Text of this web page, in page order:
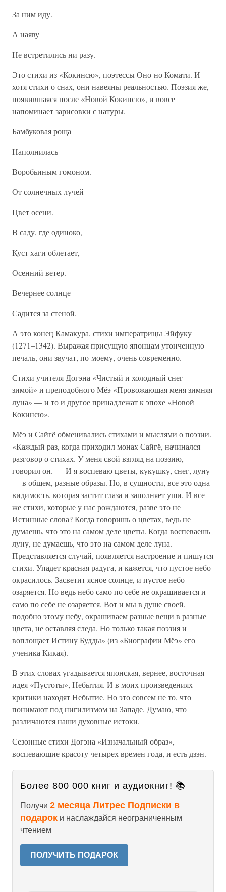
За ним иду.
А наяву
Не встретились ни разу.
Это стихи из «Кокинсю», поэтессы Оно-но Комати. И
хотя стихи о снах, они навеяны реальностью. Поэзия же,
появившаяся после «Новой Кокинсю», и вовсе
напоминает зарисовки с натуры.
Бамбуковая роща
Наполнилась
Воробьиным гомоном.
От солнечных лучей
Цвет осени.
В саду, где одиноко,
Куст хаги облетает,
Осенний ветер.
Вечернее солнце
Садится за стеной.
А это конец Камакура, стихи императрицы Эйфуку
(1271–1342). Выражая присущую японцам утонченную
печаль, они звучат, по-моему, очень современно.
Стихи учителя Догэна «Чистый и холодный снег —
зимой» и преподобного Мёэ «Провожающая меня зимняя
луна» — и то и другое принадлежат к эпохе «Новой
Кокинсю».
Мёэ и Сайгё обменивались стихами и мыслями о поэзии.
«Каждый раз, когда приходил монах Сайгё, начинался
разговор о стихах. У меня свой взгляд на поэзию, —
говорил он. — И я воспеваю цветы, кукушку, снег, луну
— в общем, разные образы. Но, в сущности, все это одна
видимость, которая застит глаза и заполняет уши. И все
же стихи, которые у нас рождаются, разве это не
Истинные слова? Когда говоришь о цветах, ведь не
думаешь, что это на самом деле цветы. Когда воспеваешь
луну, не думаешь, что это на самом деле луна.
Представляется случай, появляется настроение и пишутся
стихи. Упадет красная радуга, и кажется, что пустое небо
окрасилось. Засветит ясное солнце, и пустое небо
озаряется. Но ведь небо само по себе не окрашивается и
само по себе не озаряется. Вот и мы в душе своей,
подобно этому небу, окрашиваем разные вещи в разные
цвета, не оставляя следа. Но только такая поэзия и
воплощает Истину Будды» (из «Биографии Мёэ» его
ученика Кикая).
В этих словах угадывается японская, вернее, восточная
идея «Пустоты», Небытия. И в моих произведениях
критики находят Небытие. Но это совсем не то, что
понимают под нигилизмом на Западе. Думаю, что
различаются наши духовные истоки.
Сезонные стихи Догэна «Изначальный образ»,
воспевающие красоту четырех времен года, и есть дзэн.
Более 800 000 книг и аудиокниг! 📚
Получи 2 месяца Литрес Подписки в
подарок и наслаждайся неограниченным
чтением
ПОЛУЧИТЬ ПОДАРОК